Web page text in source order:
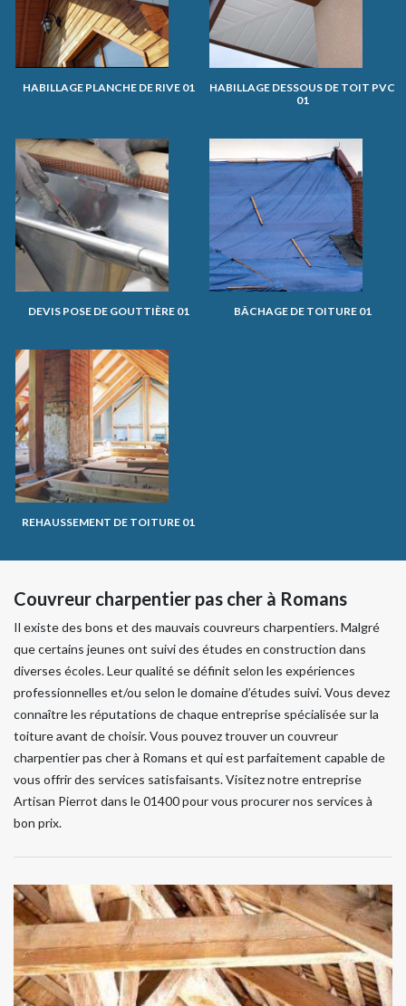
HABILLAGE PLANCHE DE RIVE 01
HABILLAGE DESSOUS DE TOIT PVC
01
DEVIS POSE DE GOUTTIÈRE 01 BÂCHAGE DE TOITURE 01
REHAUSSEMENT DE TOITURE 01
Couvreur charpentier pas cher à Romans
Il existe des bons et des mauvais couvreurs charpentiers. Malgré
que certains jeunes ont suivi des études en construction dans
diverses écoles. Leur qualité se définit selon les expériences
professionnelles et/ou selon le domaine d’études suivi. Vous devez
connaître les réputations de chaque entreprise spécialisée sur la
toiture avant de choisir. Vous pouvez trouver un couvreur
charpentier pas cher à Romans et qui est parfaitement capable de
vous offrir des services satisfaisants. Visitez notre entreprise
Artisan Pierrot dans le 01400 pour vous procurer nos services à
bon prix.